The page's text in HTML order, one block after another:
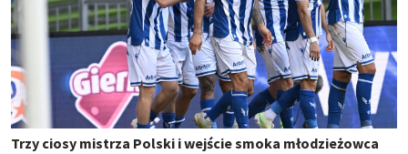
Trzy ciosy mistrza Polski i wejście smoka młodzieżowca